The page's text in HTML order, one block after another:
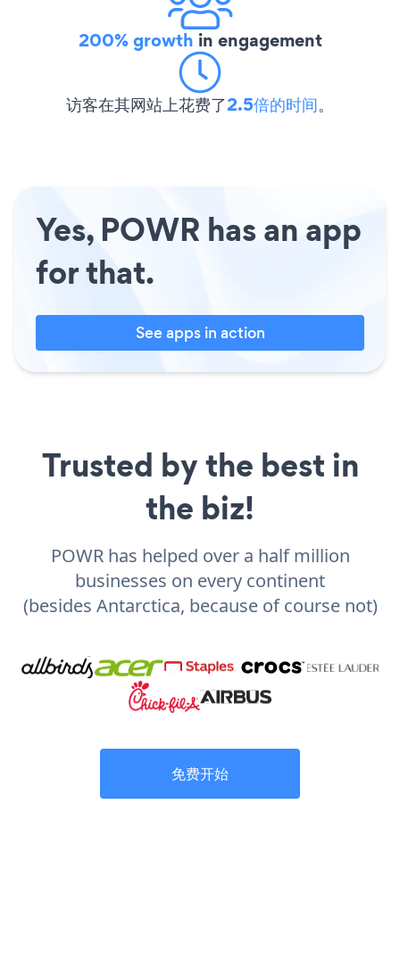
200% growth in engagement
访客在其网站上花费了2.5倍的时间。
Yes, POWR has an app
for that.
See apps in action
Trusted by the best in
the biz!
POWR has helped over a half million
businesses on every continent
(besides Antarctica, because of course not)
免费开始